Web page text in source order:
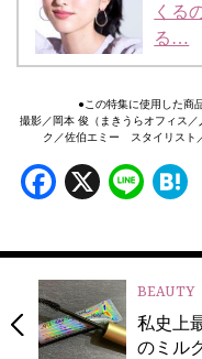
くる
る…
●この特集に使用した商
撮影／岡本 俊（まきうらオフィス
ク／佐伯エミー スタイリス
Facebook
X Line
BEAUTY
私史上
のミル